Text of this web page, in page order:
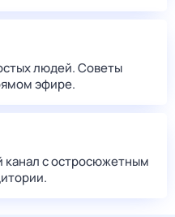
людей. Советы
эфире.
с остросюжетным